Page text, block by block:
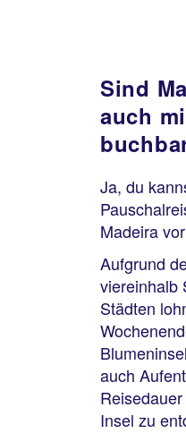
Sind
auch
Ja, du
Madeira
Aufgrund
viereinhalb
Städten
auch
Insel zu